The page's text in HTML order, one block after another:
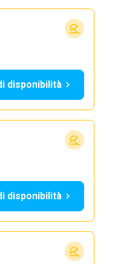
disponibilità
disponibilità